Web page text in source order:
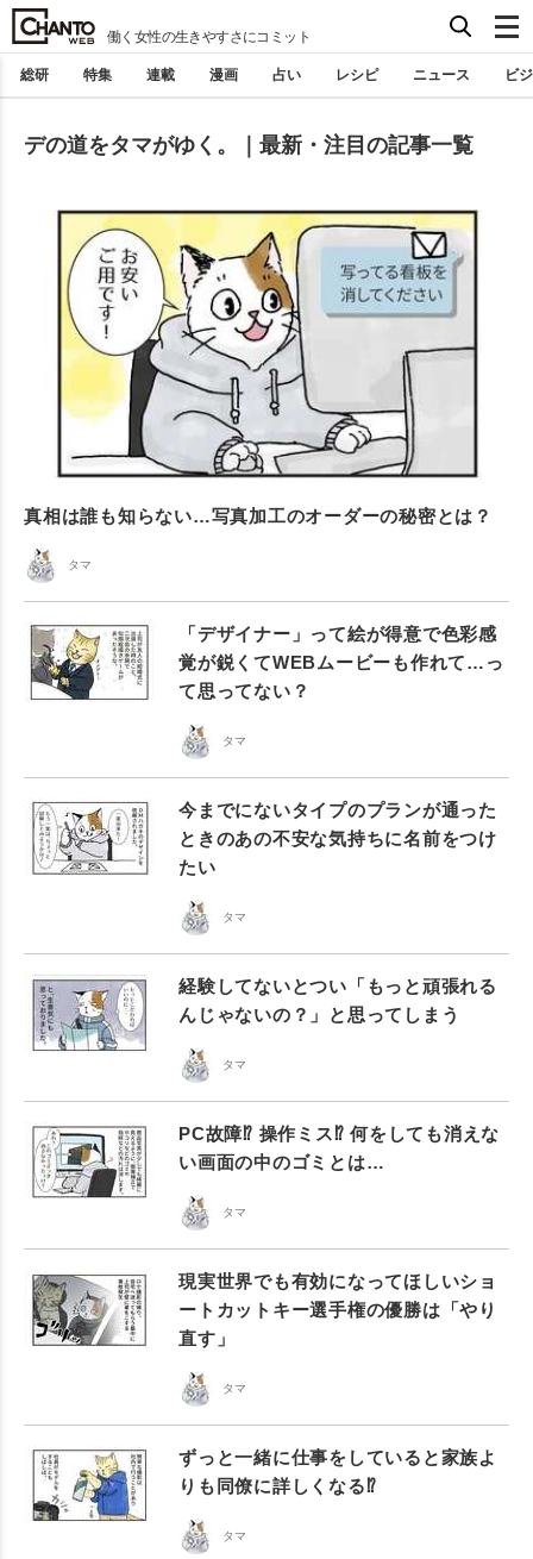
働く女性の生きやすさにコミット
総研 特集 連載 漫画 占い レシピ ニュース ビ
デの道をタマがゆく。｜最新・注目の記事一覧
真相は誰も知らない…写真加工のオーダーの秘密とは？
タマ
「デザイナー」って絵が得意で色彩感
覚が鋭くてWEBムービーも作れて…っ
て思ってない？
タマ
今までにないタイプのプランが通った
ときのあの不安な気持ちに名前をつけ
たい
タマ
経験してないとつい「もっと頑張れる
んじゃないの？」と思ってしまう
タマ
PC故障⁉︎ 操作ミス⁉︎ 何をしても消えな
い画面の中のゴミとは…
タマ
現実世界でも有効になってほしいショ
ートカットキー選手権の優勝は「やり
直す」
タマ
ずっと一緒に仕事をしていると家族よ
りも同僚に詳しくなる⁉︎
タマ